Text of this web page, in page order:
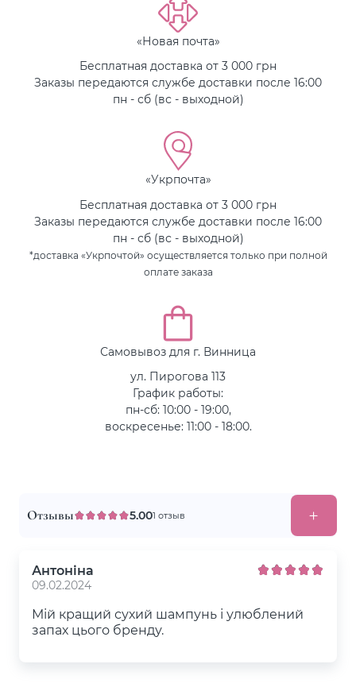
«Новая почта»
Бесплатная доставка от 3 000 грн
Заказы передаются службе доставки после 16:00
пн - сб (вс - выходной)
«Укрпочта»
Бесплатная доставка от 3 000 грн
Заказы передаются службе доставки после 16:00
пн - сб (вс - выходной)
*доставка «Укрпочтой» осуществляется только при полной
оплате заказа
Самовывоз для г. Винница
ул. Пирогова 113
График работы:
пн-сб: 10:00 - 19:00,
воскресенье: 11:00 - 18:00.
Отзывы 5.001 отзыв
Антоніна
09.02.2024
Мій кращий сухий шампунь і улюблений
запах цього бренду.